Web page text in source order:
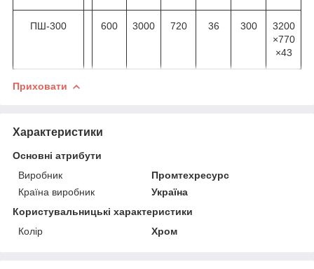
ПШ-300 600 3000 720 36 300
3200
×770
×43
Приховати
Характеристики
Основні атрибути
Виробник
Промтехресурс
Країна виробник
Україна
Користувальницькі характеристики
Колір
Хром